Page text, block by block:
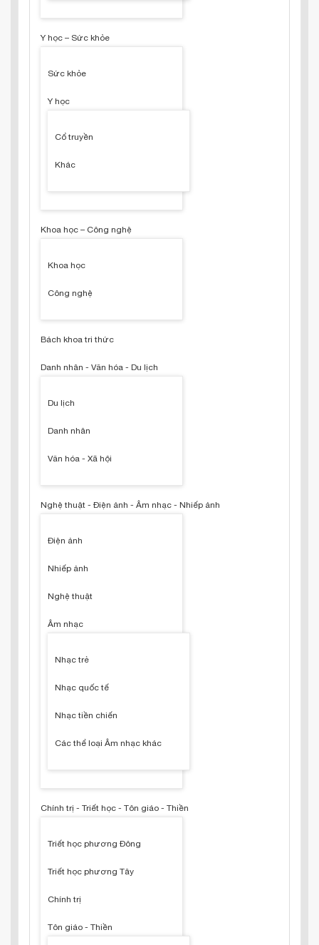
Y học – Sức khỏe
Sức khỏe
Y học
Cổ truyền
Khác
Khoa học – Công nghệ
Khoa học
Công nghệ
Bách khoa tri thức
Danh nhân - Văn hóa - Du lịch
Du lịch
Danh nhân
Văn hóa - Xã hội
Nghệ thuật - Điện ảnh - Âm nhạc - Nhiếp ảnh
Điện ảnh
Nhiếp ảnh
Nghệ thuật
Âm nhạc
Nhạc trẻ
Nhạc quốc tế
Nhạc tiền chiến
Các thể loại Âm nhạc khác
Chính trị - Triết học - Tôn giáo - Thiền
Triết học phương Đông
Triết học phương Tây
Chính trị
Tôn giáo - Thiền